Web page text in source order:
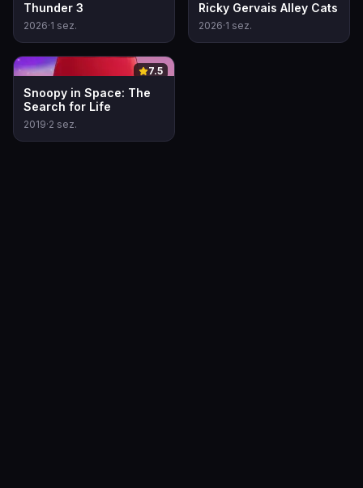
Thunder 3
2026·1 sez.
Ricky Gervais Alley Cats
2026·1 sez.
0 7.5
Snoopy in Space: The
Search for Life
2019·2 sez.